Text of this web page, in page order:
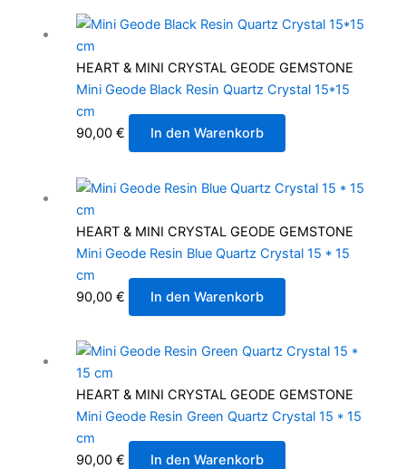
HEART & MINI CRYSTAL GEODE GEMSTONE
Mini Geode Black Resin Quartz Crystal 15*15
cm
90,00 € In den Warenkorb
HEART & MINI CRYSTAL GEODE GEMSTONE
Mini Geode Resin Blue Quartz Crystal 15 * 15
cm
90,00 € In den Warenkorb
HEART & MINI CRYSTAL GEODE GEMSTONE
Mini Geode Resin Green Quartz Crystal 15 * 15
cm
90,00 € In den Warenkorb